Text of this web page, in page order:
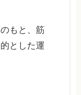
もと、筋
とした運